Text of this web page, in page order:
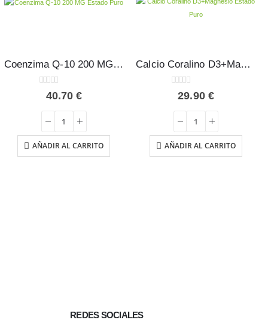
Coenzima Q-10 200 MG Estado Puro 30 cápsulas
out of 5
40.70€
AÑADIR AL CARRITO
Calcio Coralino D3+Magnesio Estado Puro 120 cápsulas
out of 5
29.90 €
AÑADIR AL CARRITO
REDES SOCIALES